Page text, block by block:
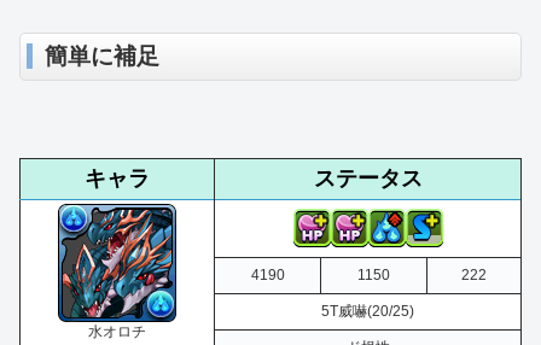
簡単に補足
キャラ ステータス
水オロチ
4190 1150 222
5T威嚇(20/25)